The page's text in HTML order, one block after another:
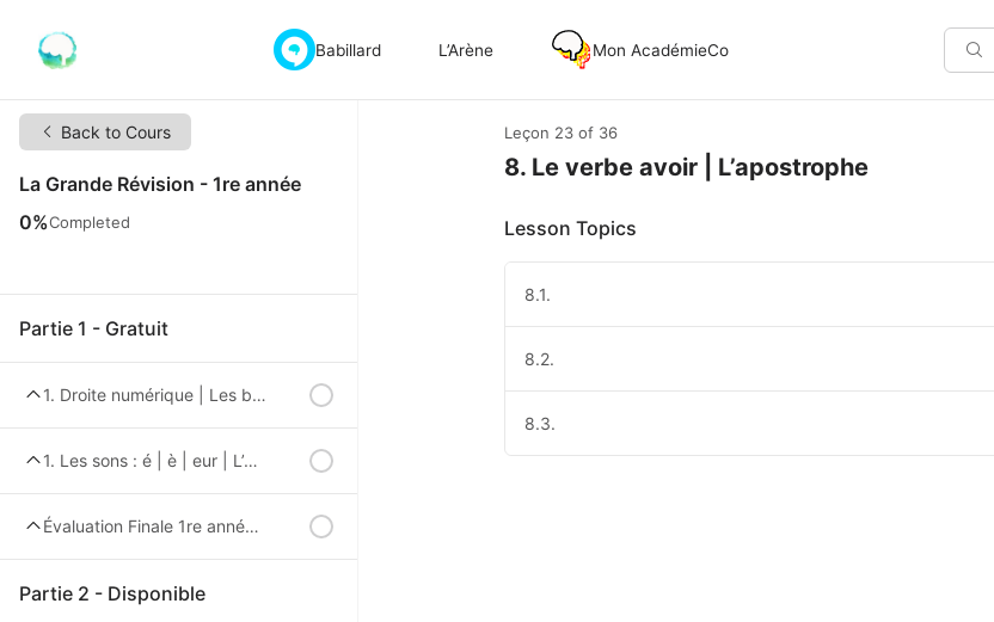
Back to Cours
La Grande Révision - 1re année
0%Completed
Partie 1 - Gratuit
1. Droite numérique | Les bonds | L’ordre croissant et décroissant | avant, après, entre
1. Les sons : é | è | eur | L’ordre alphabétique
Évaluation Finale 1re année – Partie 1 – Abonnement Gratuit Requis
Partie 2 - Disponible
Babillard L’Arène Mon AcadémieCo
Leçon 23 of 36
8. Le verbe avoir | L’apostrophe
Lesson Topics
8.1.
8.2.
8.3.